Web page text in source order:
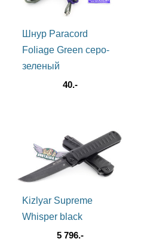
Результаты замеров
Клинок 89мм
Шнур Paracord
Foliage Green серо-
зеленый
40.-
Kizlyar Supreme
Whisper black
5 796.-